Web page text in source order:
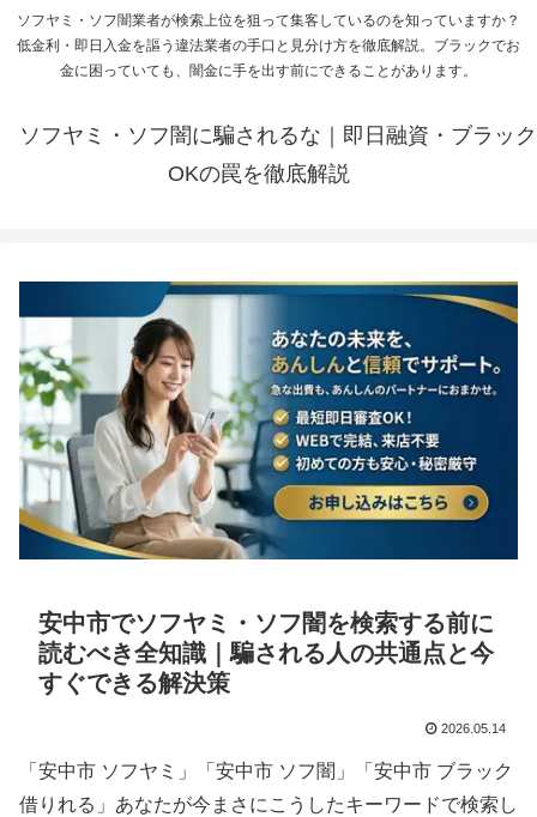
ソフヤミ・ソフ闇業者が検索上位を狙って集客しているのを知っていますか？
低金利・即日入金を謳う違法業者の手口と見分け方を徹底解説。ブラックでお
金に困っていても、闇金に手を出す前にできることがあります。
ソフヤミ・ソフ闇に騙されるな｜即日融資・ブラック
OKの罠を徹底解説
安中市でソフヤミ・ソフ闇を検索する前に
読むべき全知識｜騙される人の共通点と今
すぐできる解決策
2026.05.14
「安中市 ソフヤミ」「安中市 ソフ闇」「安中市 ブラック
借りれる」あなたが今まさにこうしたキーワードで検索し